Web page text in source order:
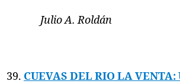
Julio A. Roldán
CUEVAS DEL RIO LA VENTA: